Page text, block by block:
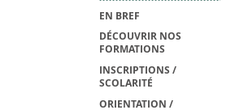
EN BREF
DÉCOUVRIR NOS
FORMATIONS
INSCRIPTIONS /
SCOLARITÉ
ORIENTATION /